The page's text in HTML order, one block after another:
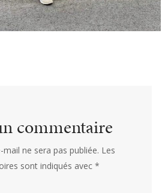
commentaire
ne sera pas publiée. Les
sont indiqués avec*